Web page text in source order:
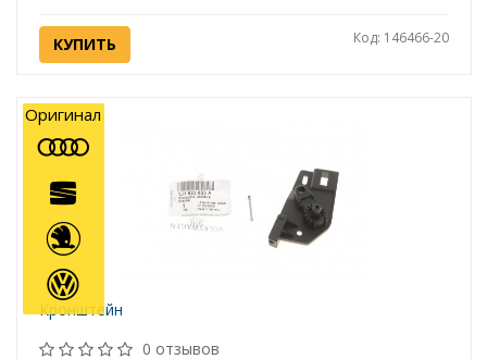
КУПИТЬ Код: 146466-20
Кронштейн
0 отзывов
Оригинал